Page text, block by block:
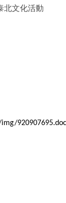
北文化活動
920907695.doc